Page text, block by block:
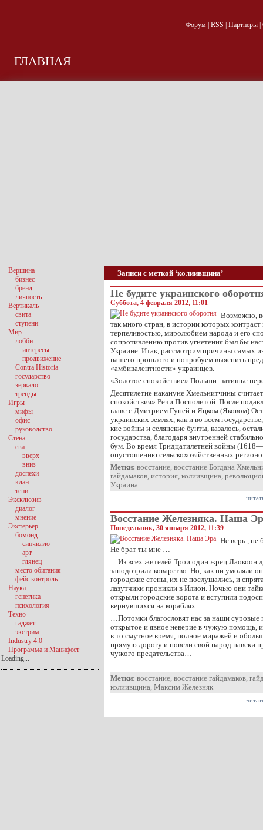
Форум| RSS Партнеры|
ГЛАВНАЯ
Записи с меткой ‘колиивщина’
Не будите украинского
Суббота, 4 февраля 2012, 11:01
Возможно,
так много стран, в истории которых
терпеливостью, миролюбием народа и его
сопротивлению против угнетения был бы
Украине. Итак, рассмотрим причины самых
нашего прошлого и попробуем выяснить
«амбивалентности» украинцев.
«Золотое спокойствие» Польши: затишье
Десятилетие накануне Хмельнит­чины
спокойствия» Речи Посполитой. Пос­ле
главе с Дмитрием Гуней и Яцком (Яко­вом)
украинских землях, как и во всем
кие войны и селянские бунты, казалось,
государства, благодаря внутренней
бум. Во время Тридцатилетней войны
опустошению сельскохозяйственных
Метки: восстание, восстание Богдана
гайдамаков, история, колиивщина,
Украина
Восстание Железняка. Наша
Понедельник, 30 января 2012, 11:39
Не верь , не
Не брат ты мне …
…Из всех жителей Трои один жрец Лаокоон
заподозрили коварство. Но, как ни умоляли
городские стены, их не послушались, и
лазутчики проникли в Илион. Ночью они
открыли городские ворота и вступили
вернувшихся на кораблях…
…Потомки благословят нас за наши суровые
открытое и явное неверие в чужую помощь,
в то смутное время, полное миражей и
прямую дорогу и повели свой народ навеки
чужого предательства…
…
Метки: восстание, восстание гайдамаков,
колиивщина, Максим Железняк
Вершина
бизнес
бренд
личность
Вертикаль
свита
ступени
Мир
лобби
интересы
продвижение
Contra Historia
государство
зеркало
тренды
Игры
мифы
офис
руководство
Стена
ева
вверх
вниз
доспехи
клан
тени
Эксклюзив
диалог
мнение
Экстерьер
бомонд
синчилло
арт
глянец
место обитания
фейс контроль
Наука
генетика
психология
Техно
гаджет
экстрим
Industry 4.0
Программа и Манифест
Loading...